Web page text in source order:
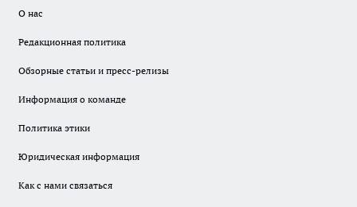
О нас
Редакционная политика
Обзорные статьи и пресс-релизы
Информация о команде
Политика этики
Юридическая информация
Как с нами связаться